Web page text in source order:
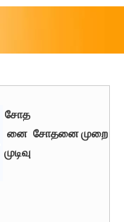
சோத
னை
முடிவு
சோதனை முறை